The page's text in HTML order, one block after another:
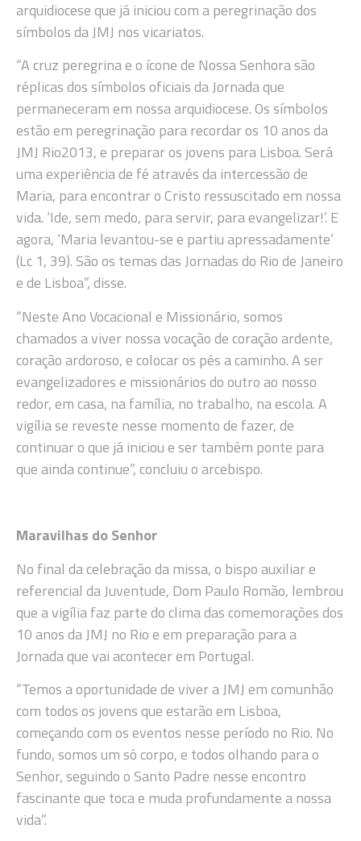
arquidiocese que já iniciou com a peregrinação dos
símbolos da JMJ nos vicariatos.
“A cruz peregrina e o ícone de Nossa Senhora são
réplicas dos símbolos oficiais da Jornada que
permaneceram em nossa arquidiocese. Os símbolos
estão em peregrinação para recordar os 10 anos da
JMJ Rio2013, e preparar os jovens para Lisboa. Será
uma experiência de fé através da intercessão de
Maria, para encontrar o Cristo ressuscitado em nossa
vida. ‘Ide, sem medo, para servir, para evangelizar!’. E
agora, ‘Maria levantou-se e partiu apressadamente’
(Lc 1, 39). São os temas das Jornadas do Rio de Janeiro
e de Lisboa”, disse.
“Neste Ano Vocacional e Missionário, somos
chamados a viver nossa vocação de coração ardente,
coração ardoroso, e colocar os pés a caminho. A ser
evangelizadores e missionários do outro ao nosso
redor, em casa, na família, no trabalho, na escola. A
vigília se reveste nesse momento de fazer, de
continuar o que já iniciou e ser também ponte para
que ainda continue”, concluiu o arcebispo.
Maravilhas do Senhor
No final da celebração da missa, o bispo auxiliar e
referencial da Juventude, Dom Paulo Romão, lembrou
que a vigília faz parte do clima das comemorações dos
10 anos da JMJ no Rio e em preparação para a
Jornada que vai acontecer em Portugal.
“Temos a oportunidade de viver a JMJ em comunhão
com todos os jovens que estarão em Lisboa,
começando com os eventos nesse período no Rio. No
fundo, somos um só corpo, e todos olhando para o
Senhor, seguindo o Santo Padre nesse encontro
fascinante que toca e muda profundamente a nossa
vida”.